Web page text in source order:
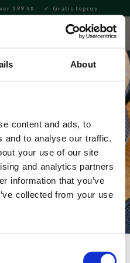
About
content and ads, to
and to analyse our traffic.
your use of our site
and analytics partners
information that you’ve
collected from your use
399 KR Gratis teprov
Fiskar 20cm
motiv av katter och fiskar.
serveringsskål.